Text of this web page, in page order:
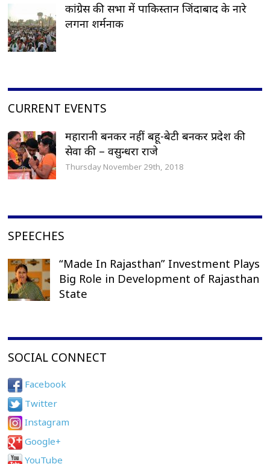
कांग्रेस की सभा में पाकिस्तान जिंदाबाद के नारे
लगना शर्मनाक
CURRENT EVENTS
महारानी बनकर नहीं बहू-बेटी बनकर प्रदेश की
सेवा की – वसुन्धरा राजे
Thursday November 29th, 2018
SPEECHES
“Made In Rajasthan” Investment Plays
Big Role in Development of Rajasthan
State
SOCIAL CONNECT
Facebook
Twitter
Instagram
Google+
YouTube